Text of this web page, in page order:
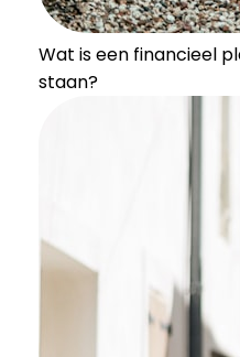
Wat is een financieel
staan?